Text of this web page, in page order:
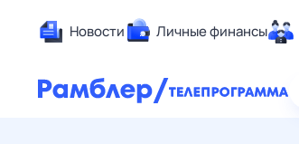
Новости Личные финансы